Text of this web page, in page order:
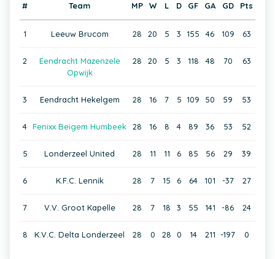
# Team MP W L D GF GA GD Pts
1 Leeuw Brucom 28 20 5 3 155 46 109 63
2
Eendracht Mazenzele
Opwijk
28 20 5 3 118 48 70 63
3 Eendracht Hekelgem 28 16 7 5 109 50 59 53
4 Fenixx Beigem Humbeek 28 16 8 4 89 36 53 52
5 Londerzeel United 28 11 11 6 85 56 29 39
6 K.F.C. Lennik 28 7 15 6 64 101 -37 27
7 V.V. Groot Kapelle 28 7 18 3 55 141 -86 24
8 K.V.C. Delta Londerzeel 28 0 28 0 14 211 -197 0